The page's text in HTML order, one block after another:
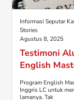
Informasi Seputar
Stories
Agustus 8, 2025
Testimoni
English
Program English
Inggris LC untuk
lamanya. Tak